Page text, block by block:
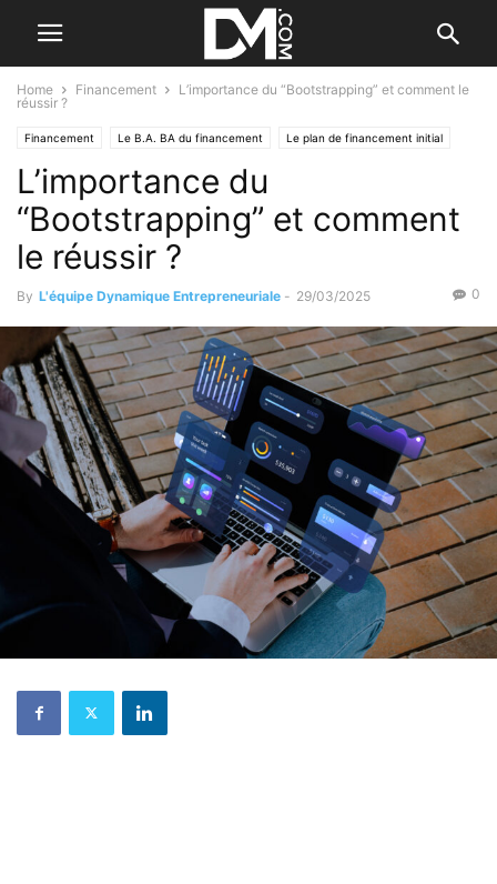
Home Financement
L’importance du “Bootstrapping” et comment le
réussir ?
Financement Le B.A. BA du financement Le plan de financement initial
L’importance du
“Bootstrapping” et comment
le réussir ?
By L'équipe Dynamique Entrepreneuriale - 29/03/2025 0